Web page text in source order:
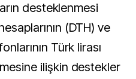
desteklenmesi
(DTH) ve
Türk lirası
ilişkin destekler